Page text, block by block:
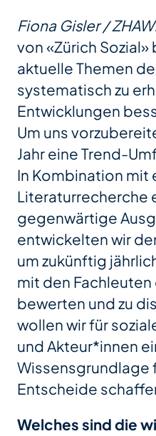
Fiona Gisler /
von «Zürich
aktuelle Themen
systematisch zu
Entwicklungen
Um uns
Jahr eine Trend-
In Kombination mit
Literaturrecherche
gegenwärtige
entwickelten wir
um zukünftig
mit den Fachleuten
bewerten und zu
wollen wir für
und Akteur*innen
Wissensgrundlage
Entscheide
Welches sind die